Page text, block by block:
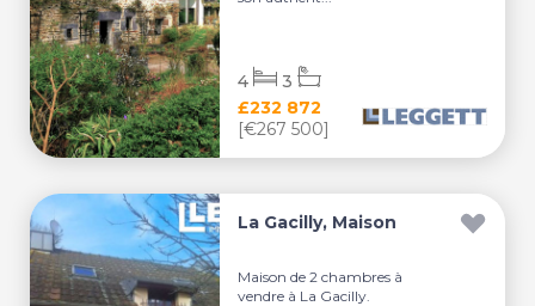
£232 872
[€267 500]
4 3
La Gacilly, Maison
Maison de 2 chambres à
vendre à La Gacilly.